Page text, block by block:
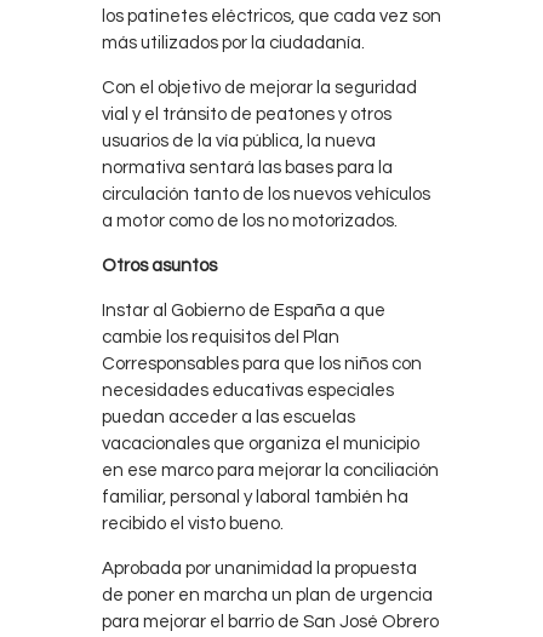
los patinetes eléctricos, que cada vez son
más utilizados por la ciudadanía.
Con el objetivo de mejorar la seguridad
vial y el tránsito de peatones y otros
usuarios de la vía pública, la nueva
normativa sentará las bases para la
circulación tanto de los nuevos vehículos
a motor como de los no motorizados.
Otros asuntos
Instar al Gobierno de España a que
cambie los requisitos del Plan
Corresponsables para que los niños con
necesidades educativas especiales
puedan acceder a las escuelas
vacacionales que organiza el municipio
en ese marco para mejorar la conciliación
familiar, personal y laboral también ha
recibido el visto bueno.
Aprobada por unanimidad la propuesta
de poner en marcha un plan de urgencia
para mejorar el barrio de San José Obrero